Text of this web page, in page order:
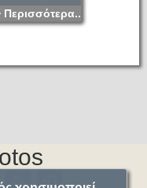
Περισσότερα...